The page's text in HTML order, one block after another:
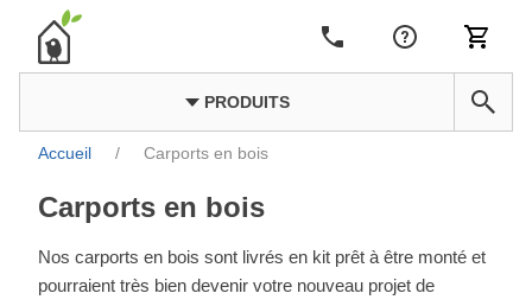
PRODUITS
Accueil / Carports en bois
Carports en bois
Nos carports en bois sont livrés en kit prêt à être monté et
pourraient très bien devenir votre nouveau projet de